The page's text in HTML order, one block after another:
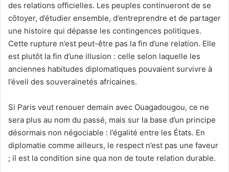
des relations officielles. Les peuples continueront de se
côtoyer, d’étudier ensemble, d’entreprendre et de partager
une histoire qui dépasse les contingences politiques.
Cette rupture n’est peut-être pas la fin d’une relation. Elle
est plutôt la fin d’une illusion : celle selon laquelle les
anciennes habitudes diplomatiques pouvaient survivre à
l’éveil des souverainetés africaines.
Si Paris veut renouer demain avec Ouagadougou, ce ne
sera plus au nom du passé, mais sur la base d’un principe
désormais non négociable : l’égalité entre les États. En
diplomatie comme ailleurs, le respect n’est pas une faveur
; il est la condition sine qua non de toute relation durable.